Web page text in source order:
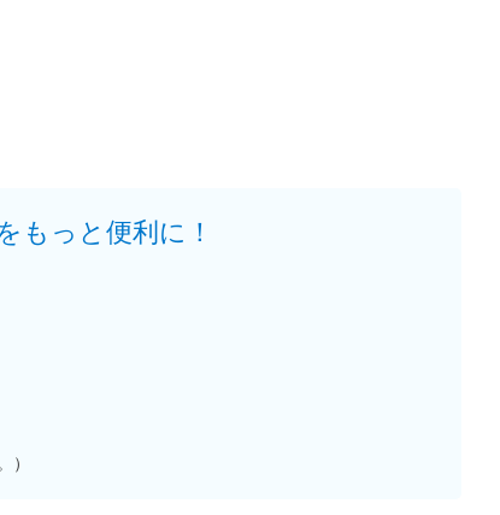
もっと便利に！